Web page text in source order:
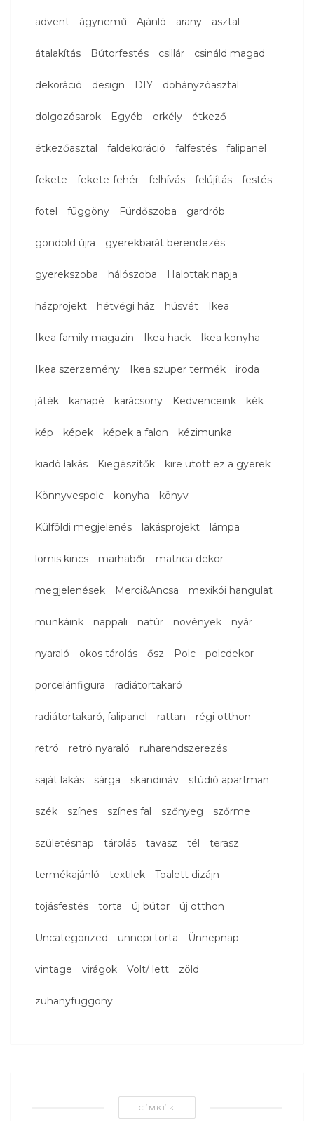
advent ágynemű Ajánló arany asztal
átalakítás Bútorfestés csillár csináld magad
dekoráció design DIY dohányzóasztal
dolgozósarok Egyéb erkély étkező
étkezőasztal faldekoráció falfestés falipanel
fekete fekete-fehér felhívás felújítás festés
fotel függöny Fürdőszoba gardrób
gondold újra gyerekbarát berendezés
gyerekszoba hálószoba Halottak napja
házprojekt hétvégi ház húsvét Ikea
Ikea family magazin Ikea hack Ikea konyha
Ikea szerzemény Ikea szuper termék iroda
játék kanapé karácsony Kedvenceink kék
kép képek képek a falon kézimunka
kiadó lakás Kiegészítők kire ütött ez a gyerek
Könnyvespolc konyha könyv
Külföldi megjelenés lakásprojekt lámpa
lomis kincs marhabőr matrica dekor
megjelenések Merci&Ancsa mexikói hangulat
munkáink nappali natúr növények nyár
nyaraló okos tárolás ősz Polc polcdekor
porcelánfigura radiátortakaró
radiátortakaró, falipanel rattan régi otthon
retró retró nyaraló ruharendszerezés
saját lakás sárga skandináv stúdió apartman
szék színes színes fal szőnyeg szőrme
születésnap tárolás tavasz tél terasz
termékajánló textilek Toalett dizájn
tojásfestés torta új bútor új otthon
Uncategorized ünnepi torta Ünnepnap
vintage virágok Volt/ lett zöld
zuhanyfüggöny
CÍMKÉK